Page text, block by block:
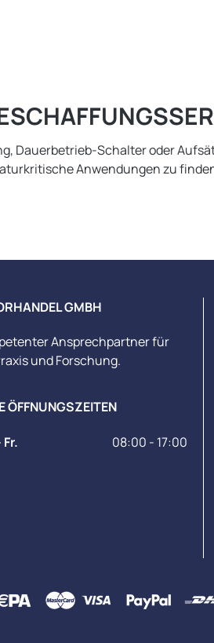
Dauerbetrieb-Schalter oder
Anwendungen zu
GMBH
Ansprechpartner für
und Forschung.
ÖFFNUNGSZEITEN
08:00 - 17:00